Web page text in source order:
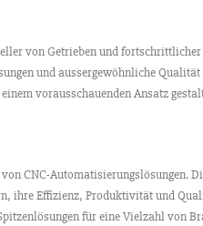
von Getrieben und fortschrittlicher
und aussergewöhnliche
vorausschauenden Ansatz
CNC-Automatisierungslösungen.
ihre Effizienz, Produktivität und
für eine Vielzahl von